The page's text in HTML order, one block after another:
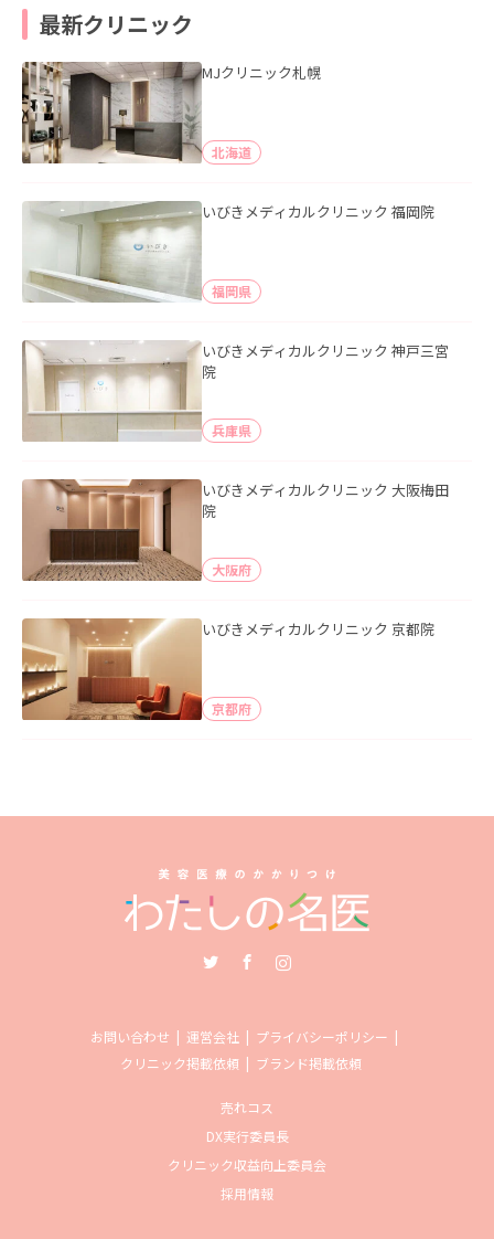
最新クリニック
MJクリニック札幌
北海道
いびきメディカルクリニック 福岡院
福岡県
いびきメディカルクリニック 神戸三宮
院
兵庫県
いびきメディカルクリニック 大阪梅田
院
大阪府
いびきメディカルクリニック 京都院
京都府
お問い合わせ 運営会社
プライバシーポリシー
クリニック掲載依頼
ブランド掲載依頼
売れコス
DX実行委員長
クリニック収益向上委員会
採用情報